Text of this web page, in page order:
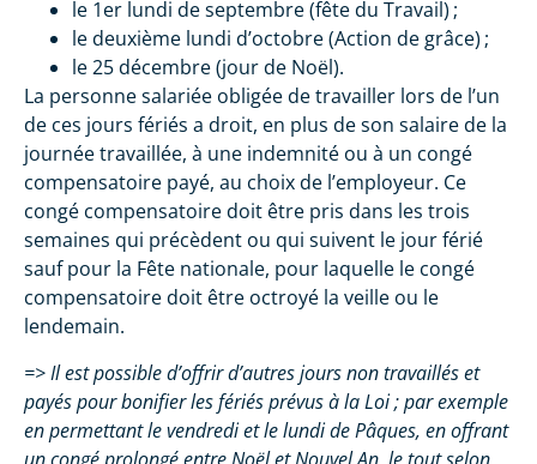
le 1er lundi de septembre (fête du Travail) ;
le deuxième lundi d’octobre (Action de grâce) ;
le 25 décembre (jour de Noël).
La personne salariée obligée de travailler lors de l’un
de ces jours fériés a droit, en plus de son salaire de la
journée travaillée, à une indemnité ou à un congé
compensatoire payé, au choix de l’employeur. Ce
congé compensatoire doit être pris dans les trois
semaines qui précèdent ou qui suivent le jour férié
sauf pour la Fête nationale, pour laquelle le congé
compensatoire doit être octroyé la veille ou le
lendemain.
=> Il est possible d’offrir d’autres jours non travaillés et
payés pour bonifier les fériés prévus à la Loi ; par exemple
en permettant le vendredi et le lundi de Pâques, en offrant